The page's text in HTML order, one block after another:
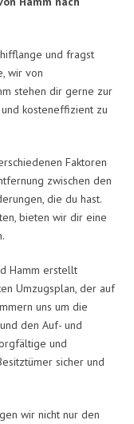
und fragst
wir von
stehen dir gerne zur
kosteneffizient zu
Faktoren
zwischen den
die du hast.
bieten wir dir eine
Hamm erstellt
Umzugsplan, der auf
uns um die
den Auf- und
und
sicher und
wir nicht nur den